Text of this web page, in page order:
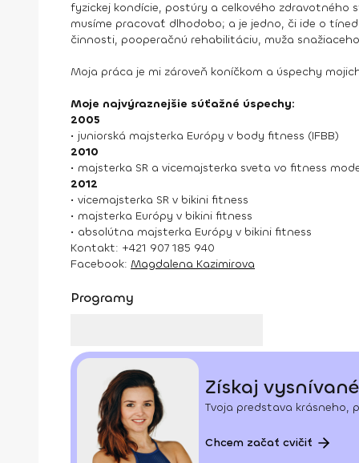
fyzickej kondície, postúry a celkového zdravotného
musíme pracovať dlhodobo; a je jedno, či ide o
činnosti, pooperačnú rehabilitáciu, muža
Moja práca je mi zároveň koníčkom a úspechy
Moje najvýraznejšie súťažné úspechy:
2005
• juniorská majsterka Európy v body fitness (IFBB)
2010
• majsterka SR a vicemajsterka sveta vo fitness
2012
• vicemajsterka SR v bikini fitness
• majsterka Európy v bikini fitness
• absolútna majsterka Európy v bikini fitness
Kontakt: +421 907 185 940
Facebook: Magdalena Kazimirova
Programy
Získaj
Tvoja predstava krásneho,
Chcem začať cvičiť